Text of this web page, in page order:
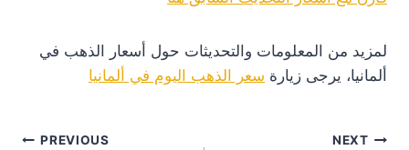
لمزيد من المعلومات والتحديثات حول أسعار الذهب في
ألمانيا، يرجى زيارة سعر الذهب اليوم في ألمانيا
PREVIOUS NEXT